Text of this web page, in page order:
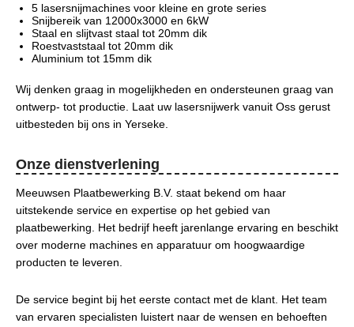
5 lasersnijmachines voor kleine en grote series
Snijbereik van 12000x3000 en 6kW
Staal en slijtvast staal tot 20mm dik
Roestvaststaal tot 20mm dik
Aluminium tot 15mm dik
Wij denken graag in mogelijkheden en ondersteunen graag van
ontwerp- tot productie. Laat uw lasersnijwerk vanuit Oss gerust
uitbesteden bij ons in Yerseke.
Onze dienstverlening
Meeuwsen Plaatbewerking B.V. staat bekend om haar
uitstekende service en expertise op het gebied van
plaatbewerking. Het bedrijf heeft jarenlange ervaring en beschikt
over moderne machines en apparatuur om hoogwaardige
producten te leveren.
De service begint bij het eerste contact met de klant. Het team
van ervaren specialisten luistert naar de wensen en behoeften